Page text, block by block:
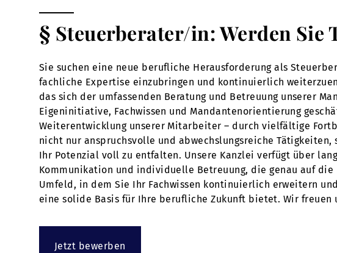
§ Steuerberater/in: Werden Sie
Sie suchen eine neue berufliche Herausforderung als
fachliche Expertise einzubringen und kontinuierlich
das sich der umfassenden Beratung und Betreuung unserer
Eigeninitiative, Fachwissen und Mandantenorientierung
Weiterentwicklung unserer Mitarbeiter – durch vielfältige
nicht nur anspruchsvolle und abwechslungsreiche
Ihr Potenzial voll zu entfalten. Unsere Kanzlei verfügt über
Kommunikation und individuelle Betreuung, die genau auf
Umfeld, in dem Sie Ihr Fachwissen kontinuierlich erweitern
eine solide Basis für Ihre berufliche Zukunft bietet. Wir freuen
Jetzt bewerben